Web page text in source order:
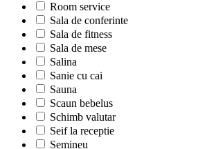
Room service
Sala de conferinte
Sala de fitness
Sala de mese
Salina
Sanie cu cai
Sauna
Scaun bebelus
Schimb valutar
Seif la receptie
Semineu